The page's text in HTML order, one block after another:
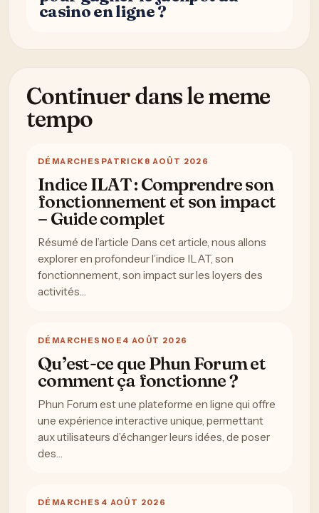
casino en ligne ?
Continuer dans le meme
tempo
DÉMARCHES PATRICK 8 AOÛT 2026
Indice ILAT : Comprendre son
fonctionnement et son impact
– Guide complet
Résumé de l’article Dans cet article, nous allons
explorer en profondeur l’indice ILAT, son
fonctionnement, son impact sur les loyers des
activités…
DÉMARCHES NOE 4 AOÛT 2026
Qu’est-ce que Phun Forum et
comment ça fonctionne ?
Phun Forum est une plateforme en ligne qui offre
une expérience interactive unique, permettant
aux utilisateurs d’échanger leurs idées, de poser
des…
DÉMARCHES 4 AOÛT 2026